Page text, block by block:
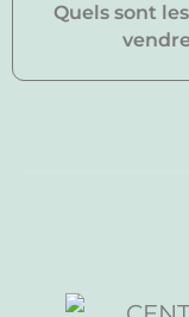
Quels sont